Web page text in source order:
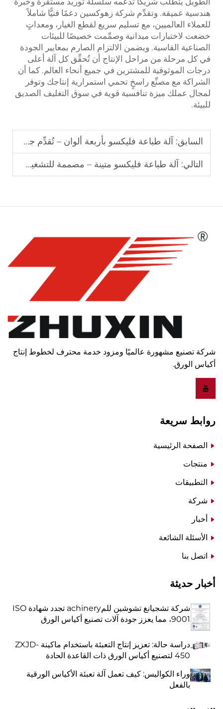
هندسية عميقة. وتقدِّم شركة زهوكسين دعمًا فنيًّا شاملاً
للعملاء العالميين، مع تسليم سريع لقطع الغيار، ومعداتٍ
خضعت لاختبارات ميدانية وصمِّمت خصيصًا للبيئات
الصناعية القاسية. ويضمن الالتزام الصارم بمعايير الجودة
في كل مرحلة من مراحل الإنتاج أن تُحقِّق كل آلة أعلى
درجات الموثوقية للمشترين في جميع أنحاء العالم. كما أن
الشراكة مع مصنِّع راسخٍ تحمي استمرارية إنتاجك وتوفر
لمجال عملك ميزة تنافسية قوية في سوق التغليف الصديق
للبيئة.
السابق: آلة طباعة فليكسو بأربعة ألوان – تُقدِّم جودة طباعة مذهلة
التالي: آلة طباعة فليكسو متينة – مصممة للتشغيل على المدى الطويل
شركة تصنيع مشهورة عالميًا ومزود خدمة محترف لخطوط إنتاج
أكياس الورق.
روابط سريعة
الصفحة الرئيسية
منتجات
التطبيقات
شركة
أخبار
الأسئلة الشائعة
اتصل بنا
أخبار حديثة
شركة تشجيانغ تشوشين للمachinery تجدد شهادة ISO
9001، مما يعزز جودة آلات تصنيع أكياس الورق
دراسة حالة: تعزيز إنتاج التعبئة باستخدام ماكينة ZXJD-
450 لتصنيع أكياس الورق ذات القاعدة الحادة
وراء الكواليس: كيف تعمل آلة تعبئة الأكياس الورقية
بالفعل